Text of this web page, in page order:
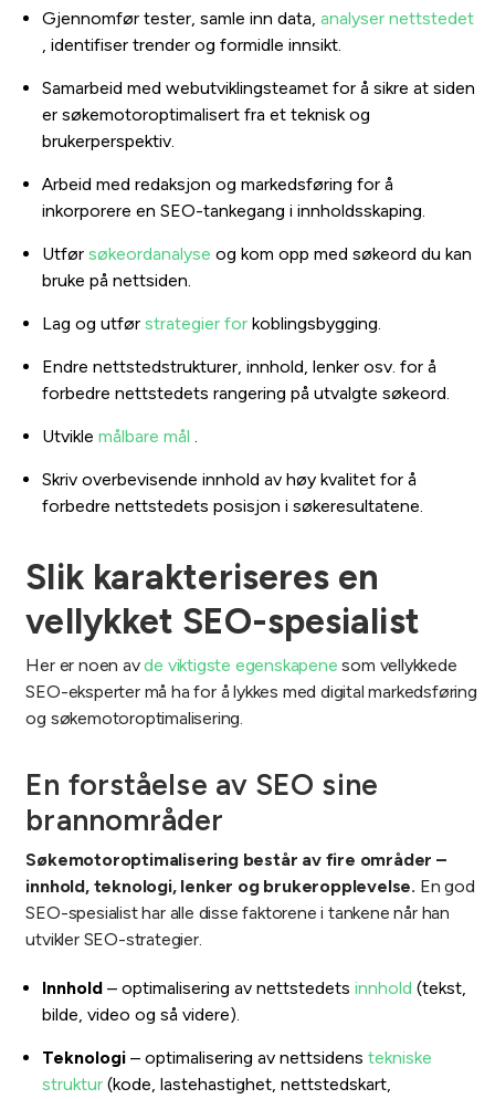
Gjennomfør tester, samle inn data,analyser nettstedet
, identifiser trender og formidle innsikt.
Samarbeid med webutviklingsteamet for å sikre at siden
er søkemotoroptimalisert fra et teknisk og
brukerperspektiv.
Arbeid med redaksjon og markedsføring for å
inkorporere en SEO-tankegang i innholdsskaping.
Utførsøkeordanalyse og kom opp med søkeord du kan
bruke på nettsiden.
Lag og utførstrategier for koblingsbygging.
Endre nettstedstrukturer, innhold, lenker osv. for å
forbedre nettstedets rangering på utvalgte søkeord.
Utviklemålbare mål .
Skriv overbevisende innhold av høy kvalitet for å
forbedre nettstedets posisjon i søkeresultatene.
Slik karakteriseres en
vellykket SEO-spesialist
Her er noen avde viktigste egenskapene som vellykkede
SEO-eksperter må ha for å lykkes med digital markedsføring
og søkemotoroptimalisering.
En forståelse av SEO sine
brannområder
Søkemotoroptimalisering består av fire områder –
innhold, teknologi, lenker og brukeropplevelse. En god
SEO-spesialist har alle disse faktorene i tankene når han
utvikler SEO-strategier.
Innhold – optimalisering av nettstedetsinnhold (tekst,
bilde, video og så videre).
Teknologi – optimalisering av nettsidenstekniske
struktur (kode, lastehastighet, nettstedskart,